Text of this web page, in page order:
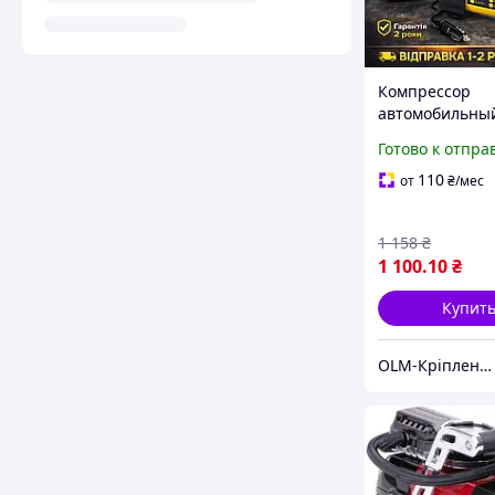
Компрессор
для машины 37
10 Атм 15 А
Готово к
от 110₴/мес
1 100.10₴
1 158 ₴
Купить
OLM-Кріплення-експерт